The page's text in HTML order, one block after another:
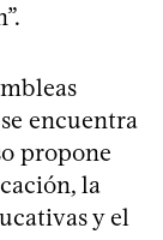
encuentra
propone
la
y el